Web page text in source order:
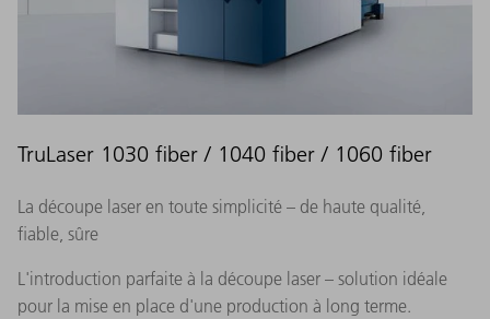
TruLaser 1030 fiber / 1040 fiber / 1060 fiber
La découpe laser en toute simplicité – de haute qualité,
fiable, sûre
L'introduction parfaite à la découpe laser – solution idéale
pour la mise en place d'une production à long terme.